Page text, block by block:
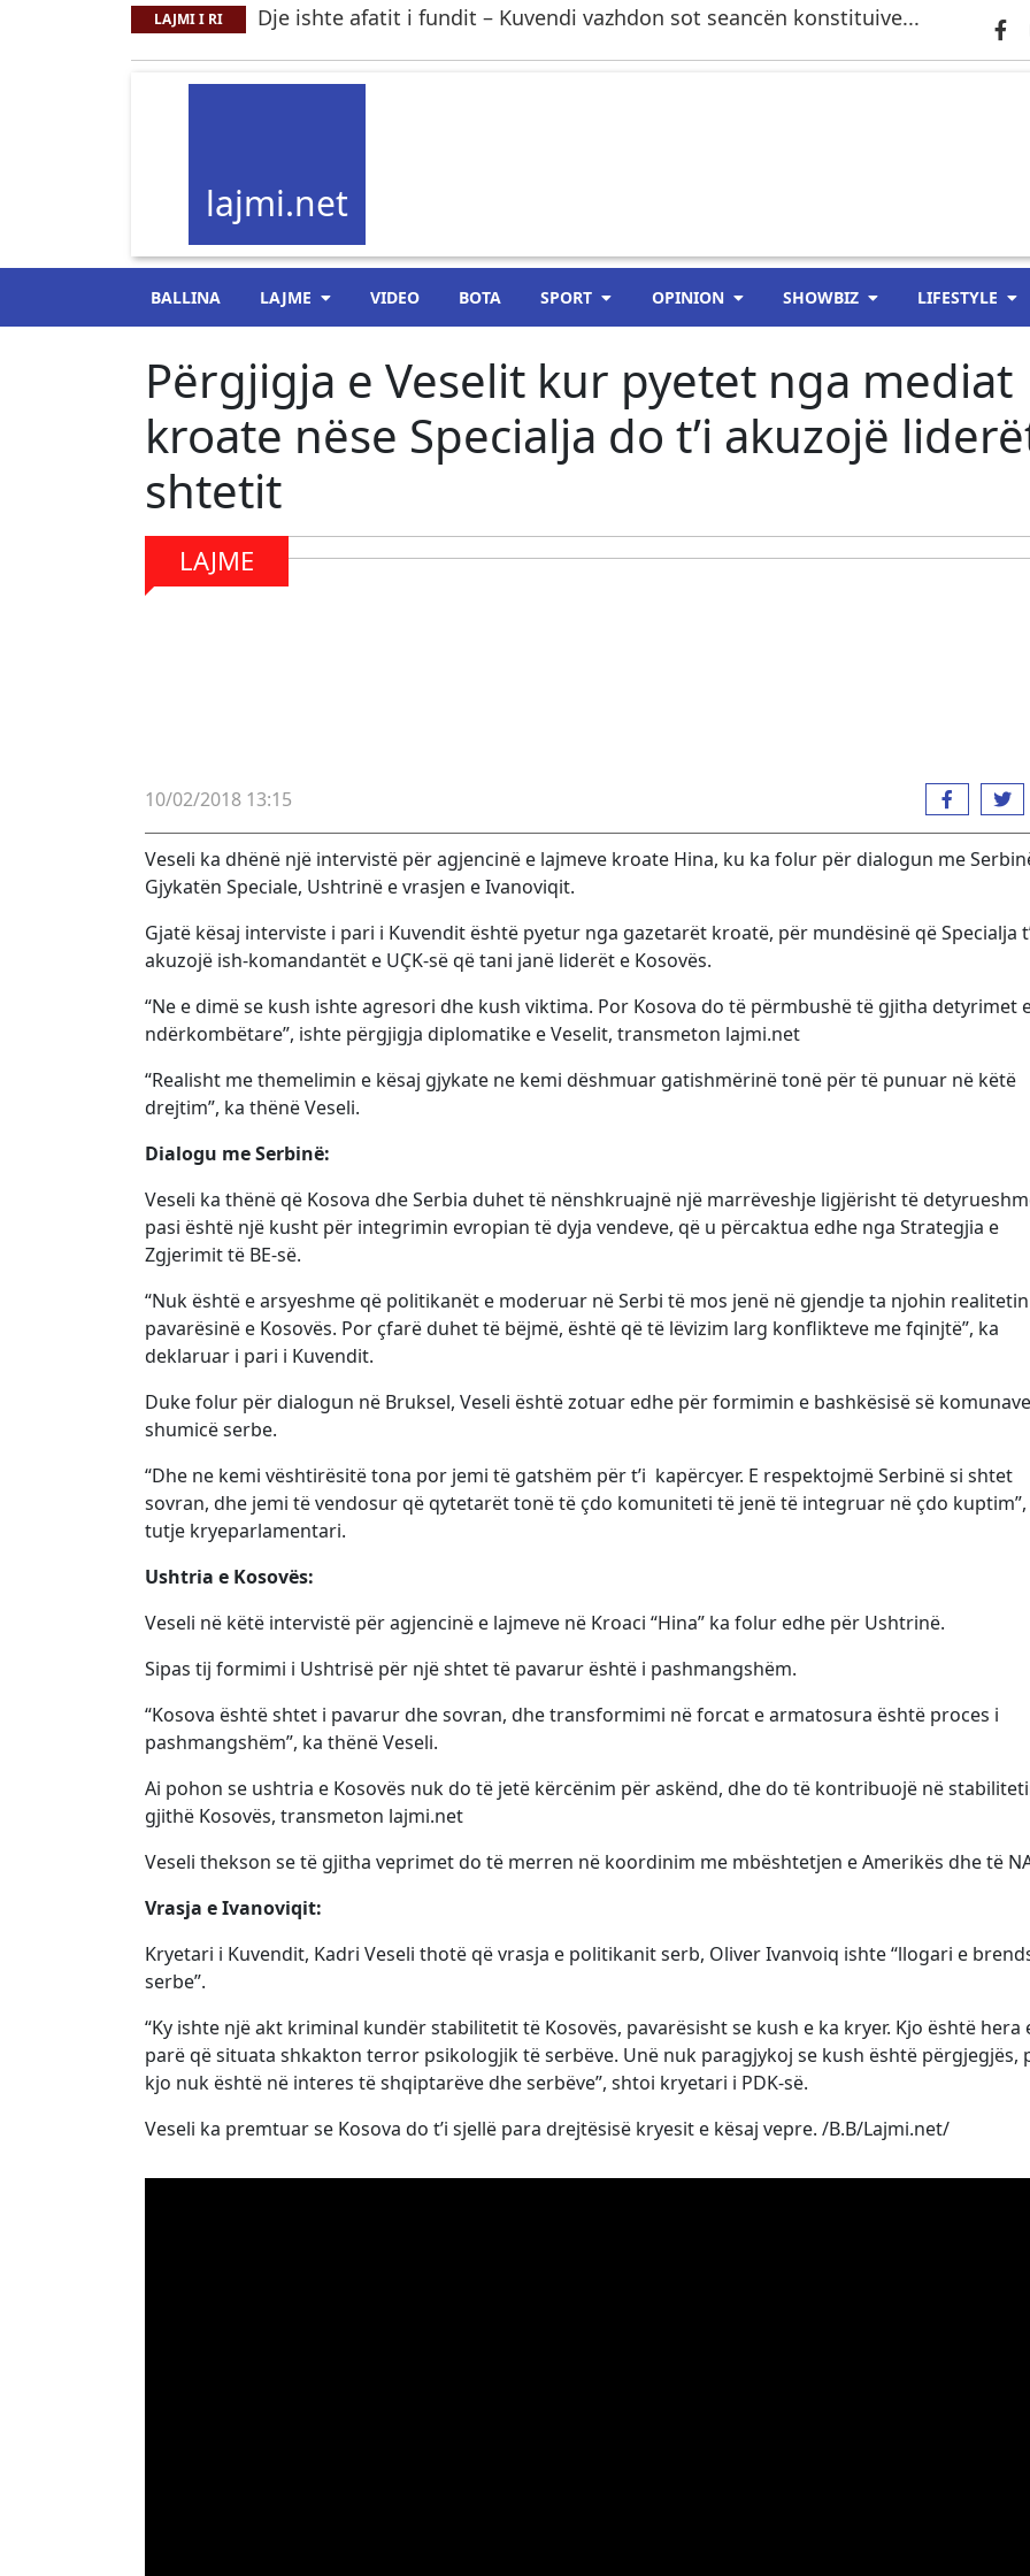
LAJMI I RI Dje ishte afatit i fundit – Kuvendi vazhdon sot seancën konstituive...
lajmi.net
BALLINA LAJME VIDEO BOTA SPORT OPINION SHOWBIZ LIFESTYLE
Përgjigja e Veselit kur pyetet nga mediat
kroate nëse Specialja do t’i akuzojë
shtetit
LAJME
10/02/2018 13:15
Veseli ka dhënë një intervistë për agjencinë e lajmeve kroate Hina, ku ka folur për dialogun me
Gjykatën Speciale, Ushtrinë e vrasjen e Ivanoviqit.
Gjatë kësaj interviste i pari i Kuvendit është pyetur nga gazetarët kroatë, për mundësinë që Specialja
akuzojë ish-komandantët e UÇK-së që tani janë liderët e Kosovës.
“Ne e dimë se kush ishte agresori dhe kush viktima. Por Kosova do të përmbushë të gjitha detyrimet
ndërkombëtare”, ishte përgjigja diplomatike e Veselit, transmeton lajmi.net
“Realisht me themelimin e kësaj gjykate ne kemi dëshmuar gatishmërinë tonë për të punuar në këtë
drejtim”, ka thënë Veseli.
Dialogu me Serbinë:
Veseli ka thënë që Kosova dhe Serbia duhet të nënshkruajnë një marrëveshje ligjërisht të
pasi është një kusht për integrimin evropian të dyja vendeve, që u përcaktua edhe nga Strategjia e
Zgjerimit të BE-së.
“Nuk është e arsyeshme që politikanët e moderuar në Serbi të mos jenë në gjendje ta njohin
pavarësinë e Kosovës. Por çfarë duhet të bëjmë, është që të lëvizim larg konflikteve me fqinjtë”, ka
deklaruar i pari i Kuvendit.
Duke folur për dialogun në Bruksel, Veseli është zotuar edhe për formimin e bashkësisë së
shumicë serbe.
“Dhe ne kemi vështirësitë tona por jemi të gatshëm për t’i kapërcyer. E respektojmë Serbinë si shtet
sovran, dhe jemi të vendosur që qytetarët tonë të çdo komuniteti të jenë të integruar në çdo
tutje kryeparlamentari.
Ushtria e Kosovës:
Veseli në këtë intervistë për agjencinë e lajmeve në Kroaci “Hina” ka folur edhe për Ushtrinë.
Sipas tij formimi i Ushtrisë për një shtet të pavarur është i pashmangshëm.
“Kosova është shtet i pavarur dhe sovran, dhe transformimi në forcat e armatosura është proces i
pashmangshëm”, ka thënë Veseli.
Ai pohon se ushtria e Kosovës nuk do të jetë kërcënim për askënd, dhe do të kontribuojë në
gjithë Kosovës, transmeton lajmi.net
Veseli thekson se të gjitha veprimet do të merren në koordinim me mbështetjen e Amerikës dhe të
Vrasja e Ivanoviqit:
Kryetari i Kuvendit, Kadri Veseli thotë që vrasja e politikanit serb, Oliver Ivanvoiq ishte “llogari e
serbe”.
“Ky ishte një akt kriminal kundër stabilitetit të Kosovës, pavarësisht se kush e ka kryer. Kjo është hera
parë që situata shkakton terror psikologjik të serbëve. Unë nuk paragjykoj se kush është përgjegjës,
kjo nuk është në interes të shqiptarëve dhe serbëve”, shtoi kryetari i PDK-së.
Veseli ka premtuar se Kosova do t’i sjellë para drejtësisë kryesit e kësaj vepre. /B.B/Lajmi.net/